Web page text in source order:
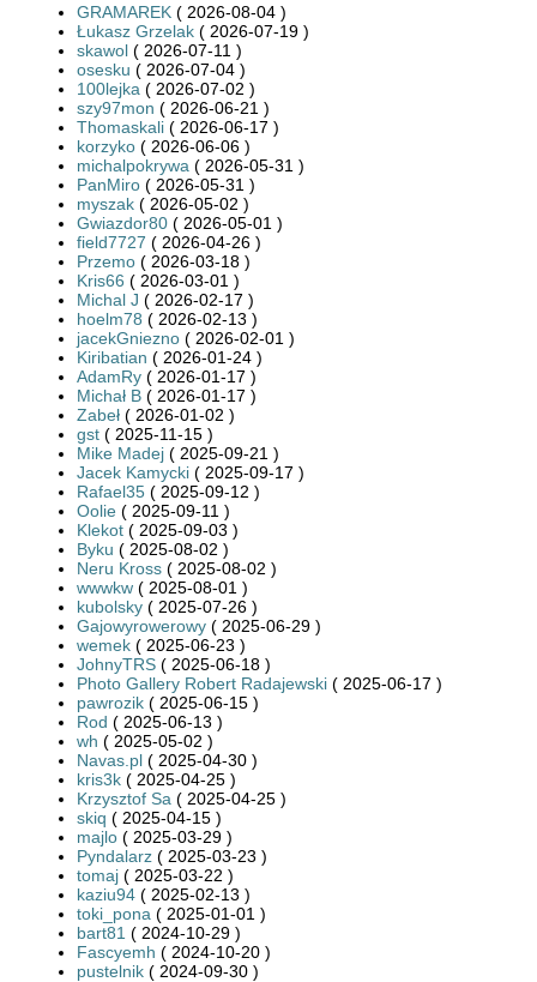
GRAMAREK ( 2026-08-04 )
Łukasz Grzelak ( 2026-07-19 )
skawol ( 2026-07-11 )
osesku ( 2026-07-04 )
100lejka ( 2026-07-02 )
szy97mon ( 2026-06-21 )
Thomaskali ( 2026-06-17 )
korzyko ( 2026-06-06 )
michalpokrywa ( 2026-05-31 )
PanMiro ( 2026-05-31 )
myszak ( 2026-05-02 )
Gwiazdor80 ( 2026-05-01 )
field7727 ( 2026-04-26 )
Przemo ( 2026-03-18 )
Kris66 ( 2026-03-01 )
Michal J ( 2026-02-17 )
hoelm78 ( 2026-02-13 )
jacekGniezno ( 2026-02-01 )
Kiribatian ( 2026-01-24 )
AdamRy ( 2026-01-17 )
Michał B ( 2026-01-17 )
Zabeł ( 2026-01-02 )
gst ( 2025-11-15 )
Mike Madej ( 2025-09-21 )
Jacek Kamycki ( 2025-09-17 )
Rafael35 ( 2025-09-12 )
Oolie ( 2025-09-11 )
Klekot ( 2025-09-03 )
Byku ( 2025-08-02 )
Neru Kross ( 2025-08-02 )
wwwkw ( 2025-08-01 )
kubolsky ( 2025-07-26 )
Gajowyrowerowy ( 2025-06-29 )
wemek ( 2025-06-23 )
JohnyTRS ( 2025-06-18 )
Photo Gallery Robert Radajewski ( 2025-06-17 )
pawrozik ( 2025-06-15 )
Rod ( 2025-06-13 )
wh ( 2025-05-02 )
Navas.pl ( 2025-04-30 )
kris3k ( 2025-04-25 )
Krzysztof Sa ( 2025-04-25 )
skiq ( 2025-04-15 )
majlo ( 2025-03-29 )
Pyndalarz ( 2025-03-23 )
tomaj ( 2025-03-22 )
kaziu94 ( 2025-02-13 )
toki_pona ( 2025-01-01 )
bart81 ( 2024-10-29 )
Fascyemh ( 2024-10-20 )
pustelnik ( 2024-09-30 )